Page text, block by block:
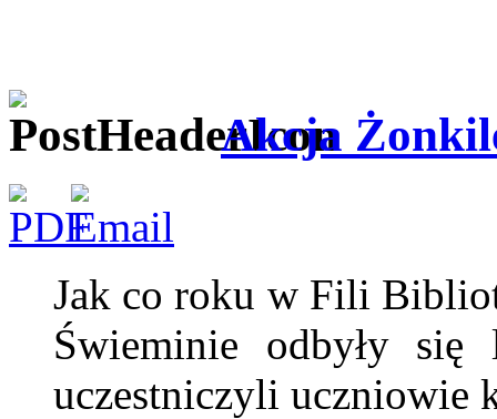
Akcja
Jak co roku w Fili
Świeminie odbyły
uczestniczyli uczniowie